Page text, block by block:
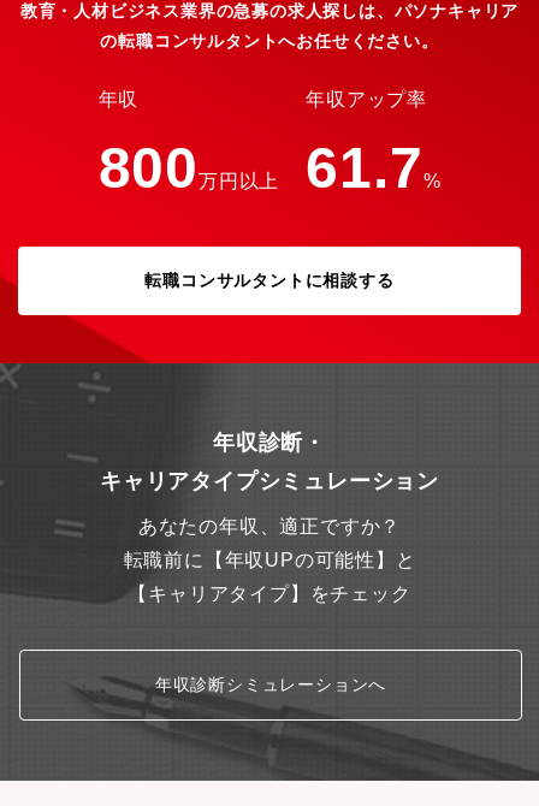
区西新宿二丁目6番1号 新宿住友ビル31階 役職員数：137名
(2025年10月時点)
教育・人材ビジネス業界の急募の求人探しは、パソナキャリア
の転職コンサルタントへお任せください。
年収
800万円以上
年収アップ率
61.7%
転職コンサルタントに相談する
年収診断・
キャリアタイプシミュレーション
あなたの年収、適正ですか？
転職前に【年収UPの可能性】と
【キャリアタイプ】をチェック
年収診断シミュレーションへ